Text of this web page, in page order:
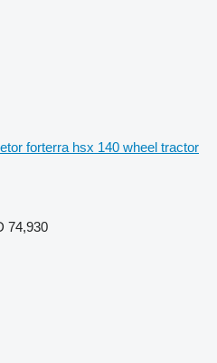
forterra hsx 140 wheel tractor
74,930